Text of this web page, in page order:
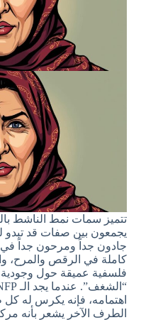
تتميز سمات نمط الناشط
يجمعون بين صفات قد تبدو
جادون جداً ومرحون جداً في
كاملة في الرقص والمرح،
فلسفية عميقة حول وجودية
اهتمامه، فإنه يكرس له كل
الطرف الآخر يشعر بأنه